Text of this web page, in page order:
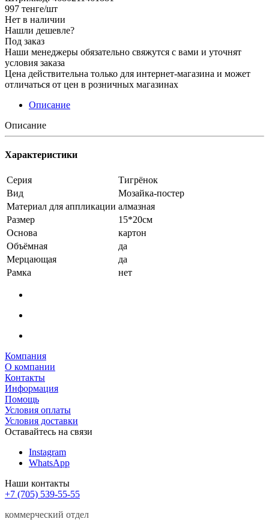
997 тенге/шт
Нет в наличии
Нашли дешевле?
Под заказ
Наши менеджеры обязательно свяжутся с вами и уточнят
условия заказа
Цена действительна только для интернет-магазина и может
отличаться от цен в розничных магазинах
Описание
Описание
Характеристики
Серия
Тигрёнок
Вид
Мозайка-постер
Материал для аппликации алмазная
Размер
15*20см
Основа
картон
Объёмная
да
Мерцающая
да
Рамка
нет
Компания
О компании
Контакты
Информация
Помощь
Условия оплаты
Условия доставки
Оставайтесь на связи
Instagram
WhatsApp
Наши контакты
+7 (705) 539-55-55
коммерческий отдел